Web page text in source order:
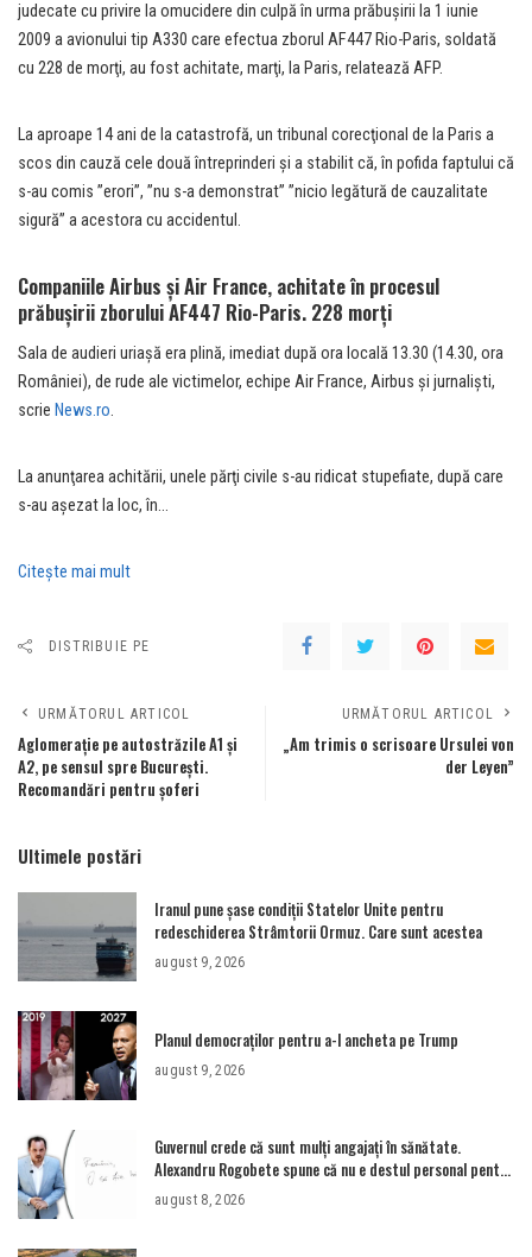
judecate cu privire la omucidere din culpă în urma prăbuşirii la 1 iunie
2009 a avionului tip A330 care efectua zborul AF447 Rio-Paris, soldată
cu 228 de morţi, au fost achitate, marţi, la Paris, relatează AFP.
La aproape 14 ani de la catastrofă, un tribunal corecţional de la Paris a
scos din cauză cele două întreprinderi şi a stabilit că, în pofida faptului că
s-au comis ”erori”, ”nu s-a demonstrat” ”nicio legătură de cauzalitate
sigură” a acestora cu accidentul.
Companiile Airbus şi Air France, achitate în procesul
prăbuşirii zborului AF447 Rio-Paris. 228 morți
Sala de audieri uriaşă era plină, imediat după ora locală 13.30 (14.30, ora
României), de rude ale victimelor, echipe Air France, Airbus şi jurnalişti,
scrie News.ro.
La anunţarea achitării, unele părţi civile s-au ridicat stupefiate, după care
s-au aşezat la loc, în…
Citeşte mai mult
DISTRIBUIE PE
URMĂTORUL ARTICOL
Aglomerație pe autostrăzile A1 și
A2, pe sensul spre București.
Recomandări pentru șoferi
URMĂTORUL ARTICOL
„Am trimis o scrisoare Ursulei von
der Leyen”
Ultimele postări
Iranul pune șase condiții Statelor Unite pentru
redeschiderea Strâmtorii Ormuz. Care sunt acestea
august 9, 2026
Planul democraților pentru a-l ancheta pe Trump
august 9, 2026
Guvernul crede că sunt mulţi angajaţi în sănătate.
Alexandru Rogobete spune că nu e destul personal pentru
combaterea infecţiilor nosocomiale
august 8, 2026